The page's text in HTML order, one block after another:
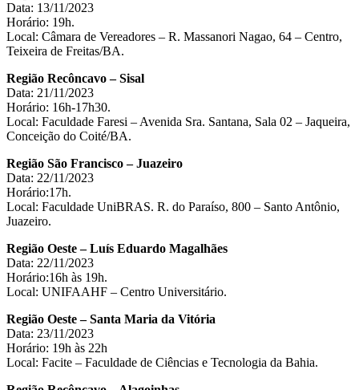
Data: 13/11/2023
Horário: 19h.
Local: Câmara de Vereadores – R. Massanori Nagao, 64 – Centro,
Teixeira de Freitas/BA.
Região Recôncavo – Sisal
Data: 21/11/2023
Horário: 16h-17h30.
Local: Faculdade Faresi – Avenida Sra. Santana, Sala 02 – Jaqueira,
Conceição do Coité/BA.
Região São Francisco – Juazeiro
Data: 22/11/2023
Horário:17h.
Local: Faculdade UniBRAS. R. do Paraíso, 800 – Santo Antônio,
Juazeiro.
Região Oeste – Luís Eduardo Magalhães
Data: 22/11/2023
Horário:16h às 19h.
Local: UNIFAAHF – Centro Universitário.
Região Oeste – Santa Maria da Vitória
Data: 23/11/2023
Horário: 19h às 22h
Local: Facite – Faculdade de Ciências e Tecnologia da Bahia.